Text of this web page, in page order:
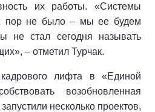
их работы. «Системы
пор не было – мы ее будем
не стал сегодня называть
– отметил Турчак.
лифта в «Единой
возобновленная
несколько проектов,